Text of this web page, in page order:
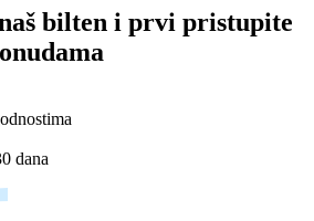
bilten i prvi pristupite
dana